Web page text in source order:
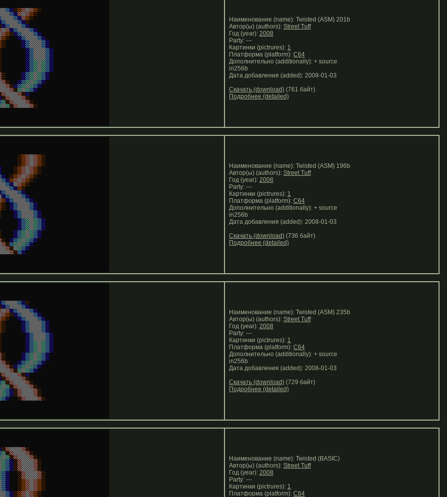
Наименование (name): Twisted (ASM) 201b
Автор(ы) (authors): Street Tuff
Год (year): 2008
Party: ---
Картинки (pictrures): 1
Платформа (platform): C64
Дополнительно (additionally): + source
in256b
Дата добавления (added): 2008-01-03
Скачать (download) (761 байт)
Подробнее (detailed)
Наименование (name): Twisted (ASM) 196b
Автор(ы) (authors): Street Tuff
Год (year): 2008
Party: ---
Картинки (pictrures): 1
Платформа (platform): C64
Дополнительно (additionally): + source
in256b
Дата добавления (added): 2008-01-03
Скачать (download) (736 байт)
Подробнее (detailed)
Наименование (name): Twisted (ASM) 235b
Автор(ы) (authors): Street Tuff
Год (year): 2008
Party: ---
Картинки (pictrures): 1
Платформа (platform): C64
Дополнительно (additionally): + source
in256b
Дата добавления (added): 2008-01-03
Скачать (download) (729 байт)
Подробнее (detailed)
Наименование (name): Twisted (BASIC)
Автор(ы) (authors): Street Tuff
Год (year): 2008
Party: ---
Картинки (pictrures): 1
Платформа (platform): C64